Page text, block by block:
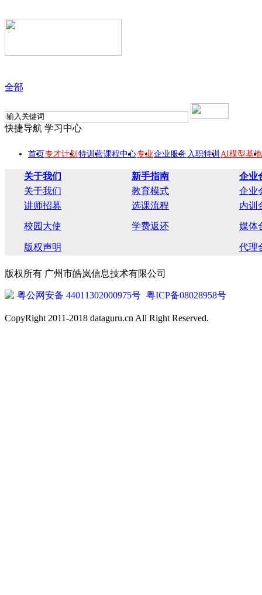
全部
快捷导航 学习中心
首页专才计划 特训营课程中心专业企业服务 入职特训 AI模型基地
关于我们 新手指南
企业
关于我们
教育模式
企业
讲师招募
选课流程 内训
校园大使 学费返还 媒体
版权声明 代理
版权所有 广州市皓岚信息技术有限公司
粤公网安备 44011302000975号 粤ICP备08028958号
CopyRight 2011-2018 dataguru.cn All Right Reserved.